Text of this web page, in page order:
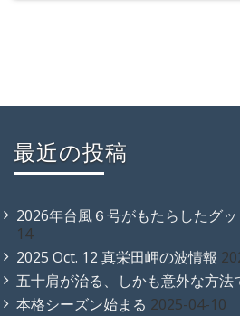
最近の投稿
2026年台風６号がもたらしたグ
14
2025 Oct. 12 真栄田岬の波情報
五十肩が治る、しかも意外な方法
本格シーズン始まる 2025-04-10